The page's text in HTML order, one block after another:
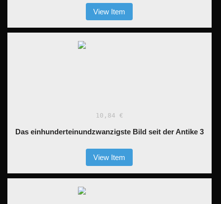
View Item
10,84 €
Das einhunderteinundzwanzigste Bild seit der Antike 3
View Item